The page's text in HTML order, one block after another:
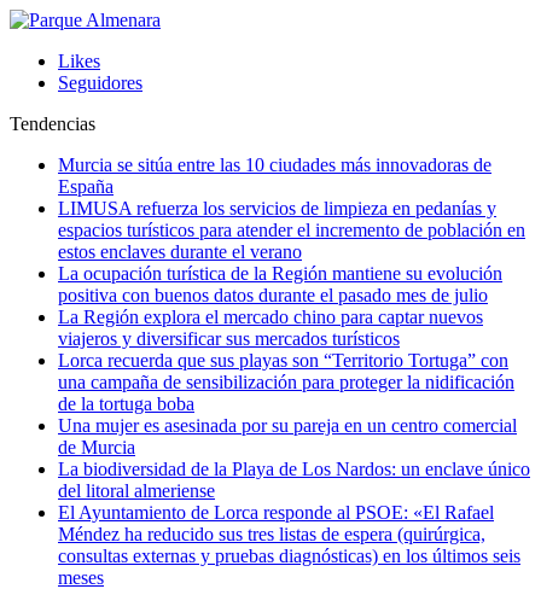
Likes
Seguidores
Tendencias
Murcia se sitúa entre las 10 ciudades más innovadoras de
España
LIMUSA refuerza los servicios de limpieza en pedanías y
espacios turísticos para atender el incremento de población en
estos enclaves durante el verano
La ocupación turística de la Región mantiene su evolución
positiva con buenos datos durante el pasado mes de julio
La Región explora el mercado chino para captar nuevos
viajeros y diversificar sus mercados turísticos
Lorca recuerda que sus playas son “Territorio Tortuga” con
una campaña de sensibilización para proteger la nidificación
de la tortuga boba
Una mujer es asesinada por su pareja en un centro comercial
de Murcia
La biodiversidad de la Playa de Los Nardos: un enclave único
del litoral almeriense
El Ayuntamiento de Lorca responde al PSOE: «El Rafael
Méndez ha reducido sus tres listas de espera (quirúrgica,
consultas externas y pruebas diagnósticas) en los últimos seis
meses